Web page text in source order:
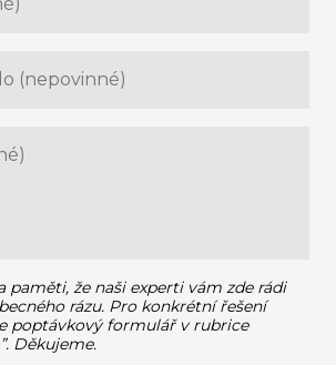
paměti, že naši experti vám zde rádi
rázu. Pro konkrétní řešení
poptávkový formulář v rubrice
Děkujeme.